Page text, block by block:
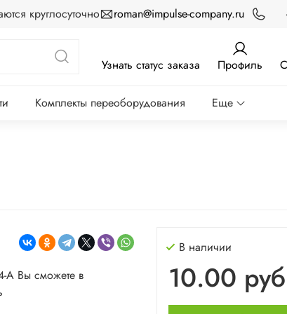
круглосуточно roman@impulse-company.ru
Узнать статус заказа Профиль
Комплекты переоборудования
Еще
А Вы сможете в
В наличии
10.00 руб